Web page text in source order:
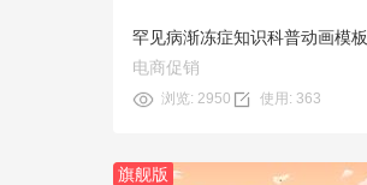
罕见病渐冻症知识科普动画模板
电商促销
浏览: 2950 使用: 363
旗舰版